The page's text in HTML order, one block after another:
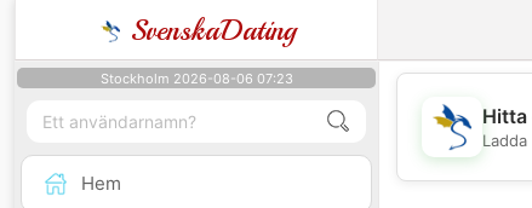
SvenskaDating
Stockholm 2026-08-06 07:23
Hem
Hitta